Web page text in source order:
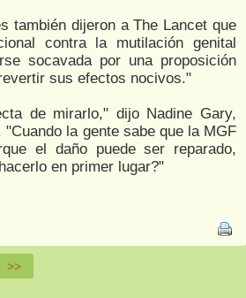
también dijeron a The Lancet que
contra la mutilación genital
socavada por una proposición
sus efectos nocivos."
de mirarlo," dijo Nadine Gary,
la gente sabe que la MGF
el daño puede ser reparado,
en primer lugar?"
>>